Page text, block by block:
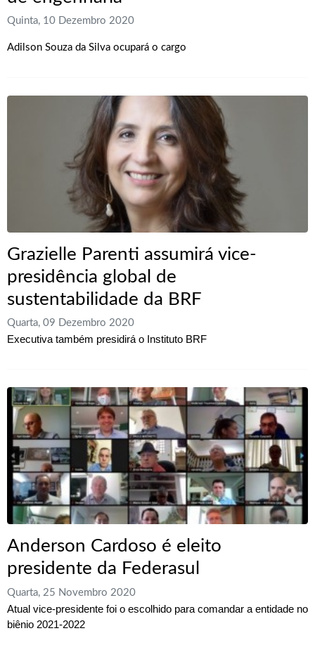
Quinta, 10 Dezembro 2020
Adilson Souza da Silva ocupará o cargo
Grazielle Parenti assumirá vice-
presidência global de
sustentabilidade da BRF
Quarta, 09 Dezembro 2020
Executiva também presidirá o Instituto BRF
Anderson Cardoso é eleito
presidente da Federasul
Quarta, 25 Novembro 2020
Atual vice-presidente foi o escolhido para comandar a entidade no
biênio 2021-2022